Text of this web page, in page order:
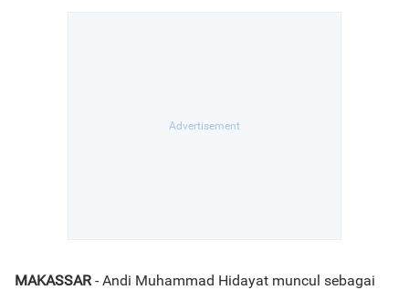
MAKASSAR- Andi Muhammad Hidayat muncul sebagai